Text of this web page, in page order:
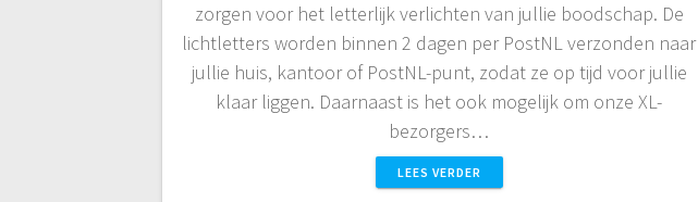
zorgen voor het letterlijk verlichten van jullie boodschap. De
lichtletters worden binnen 2 dagen per PostNL verzonden naar
jullie huis, kantoor of PostNL-punt, zodat ze op tijd voor jullie
klaar liggen. Daarnaast is het ook mogelijk om onze XL-
bezorgers…
LEES VERDER